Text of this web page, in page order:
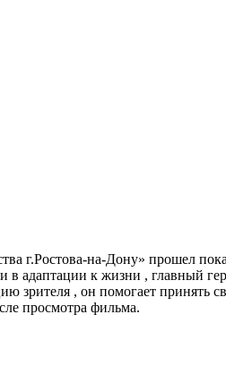
на-Дону» прошел
адаптации к жизни , главный
, он помогает принять
просмотра фильма.